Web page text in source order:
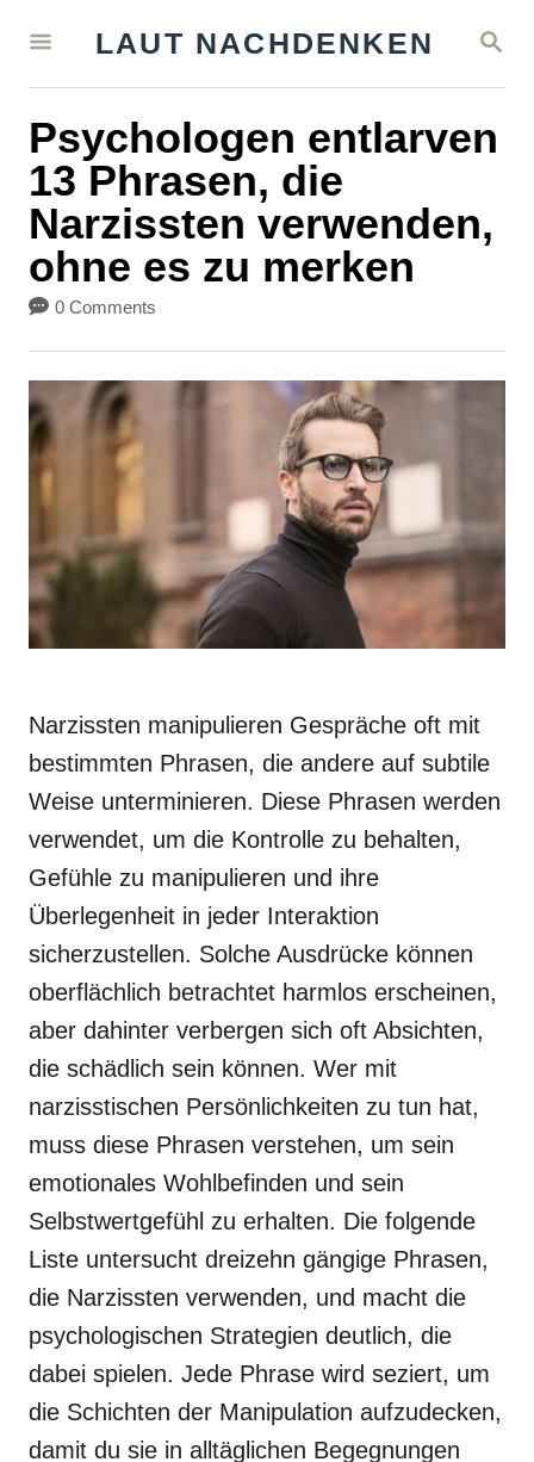
S
A
C
LAUT NACHDENKEN
Psychologen entlarven
13 Phrasen, die
Narzissten verwenden,
ohne es zu merken
0 Comments
Narzissten manipulieren Gespräche oft mit
bestimmten Phrasen, die andere auf subtile
Weise unterminieren. Diese Phrasen werden
verwendet, um die Kontrolle zu behalten,
Gefühle zu manipulieren und ihre
Überlegenheit in jeder Interaktion
sicherzustellen. Solche Ausdrücke können
oberflächlich betrachtet harmlos erscheinen,
aber dahinter verbergen sich oft Absichten,
die schädlich sein können. Wer mit
narzisstischen Persönlichkeiten zu tun hat,
muss diese Phrasen verstehen, um sein
emotionales Wohlbefinden und sein
Selbstwertgefühl zu erhalten. Die folgende
Liste untersucht dreizehn gängige Phrasen,
die Narzissten verwenden, und macht die
psychologischen Strategien deutlich, die
dabei spielen. Jede Phrase wird seziert, um
die Schichten der Manipulation aufzudecken,
damit du sie in alltäglichen Begegnungen